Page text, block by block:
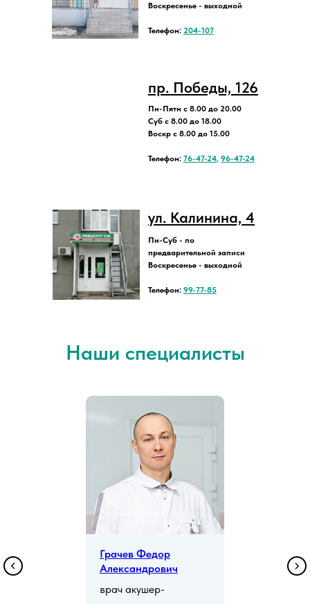
Воскресенье - выходной
Телефон: 204-107
пр. Победы, 126
Пн-Пятн с 8.00 до 20.00
Суб с 8.00 до 18.00
Воскр с 8.00 до 15.00
Телефон: 76-47-24, 96-47-24
ул. Калинина, 4
Пн-Суб - по
предварительной записи
Воскресенье - выходной
Телефон: 99-77-85
Наши специалисты
Грачев Федор
Александрович
врач акушер-